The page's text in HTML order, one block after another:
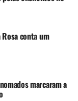
conta um
marcaram a